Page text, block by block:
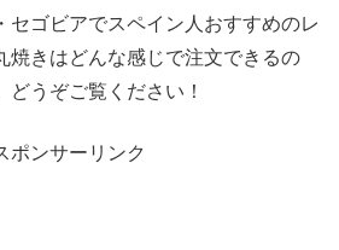
セゴビアでスペイン人おすすめのレ
焼きはどんな感じで注文できるの
うぞご覧ください！
ポンサーリンク